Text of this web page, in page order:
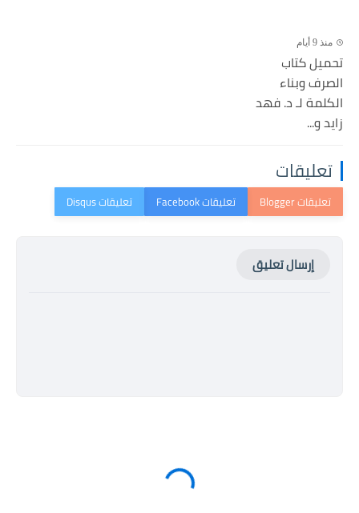
منذ 9 أيام
تحميل كتاب
الصرف وبناء
الكلمة لـ د. فهد
زايد و...
تعليقات
إرسال تعليق